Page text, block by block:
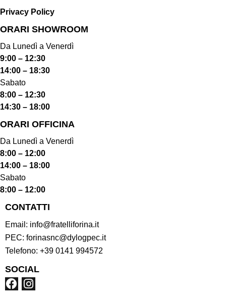
Privacy Policy
ORARI SHOWROOM​
Da Lunedì a Venerdì
9:00 – 12:30
14:00 – 18:30
Sabato
8:00 – 12:30
14:30 – 18:00
ORARI OFFICINA
Da Lunedì a Venerdì
8:00 – 12:00
14:00 – 18:00
Sabato
8:00 – 12:00
CONTATTI
Email: info@fratelliforina.it
PEC: forinasnc@dylogpec.it
Telefono: +39 0141 994572
SOCIAL